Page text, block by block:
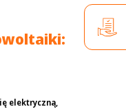
elektryczną,